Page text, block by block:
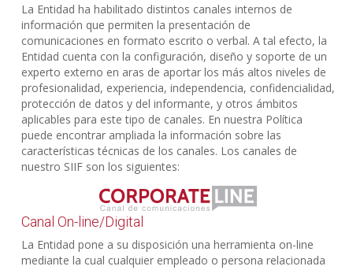
La Entidad ha habilitado distintos canales internos de
información que permiten la presentación de
comunicaciones en formato escrito o verbal. A tal efecto, la
Entidad cuenta con la configuración, diseño y soporte de un
experto externo en aras de aportar los más altos niveles de
profesionalidad, experiencia, independencia, confidencialidad,
protección de datos y del informante, y otros ámbitos
aplicables para este tipo de canales. En nuestra Política
puede encontrar ampliada la información sobre las
características técnicas de los canales. Los canales de
nuestro SIIF son los siguientes:
Canal On-line/Digital
La Entidad pone a su disposición una herramienta on-line
mediante la cual cualquier empleado o persona relacionada